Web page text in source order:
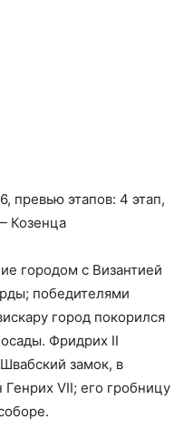
превью этапов: 4 этап,
Козенца
городом с Византией
победителями
город покорился
Фридрих II
замок, в
VII; его гробницу